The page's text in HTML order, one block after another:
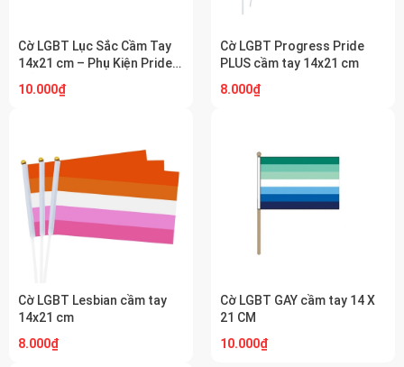
Cờ LGBT Lục Sắc Cầm Tay
14x21 cm – Phụ Kiện Pride
10.000₫
Cờ LGBT Progress Pride
PLUS cầm tay 14x21 cm
8.000₫
Cờ LGBT Lesbian cầm tay
14x21 cm
8.000₫
Cờ LGBT GAY cầm tay 14 X
21 CM
10.000₫